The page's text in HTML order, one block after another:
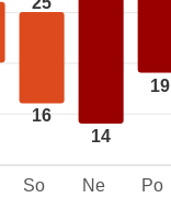
16
14
19
So Ne Po